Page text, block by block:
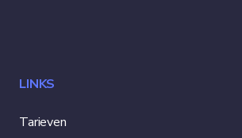
LINKS
Tarieven